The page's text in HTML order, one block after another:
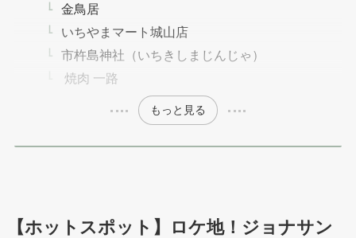
金鳥居
いちやまマート城山店
市杵島神社（いちきしまじんじゃ）
焼肉 一路
もっと見る
【ホットスポット】ロケ地！ジョナサン